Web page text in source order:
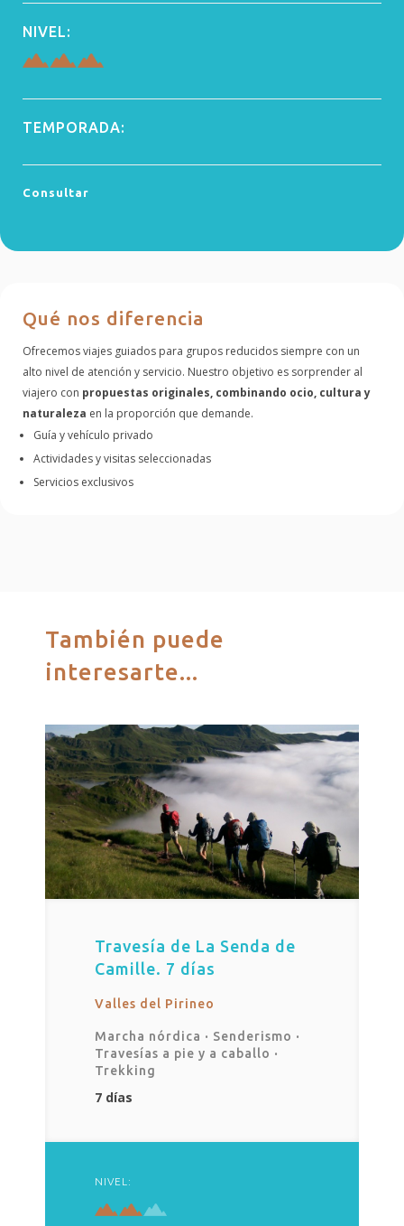
NIVEL:
TEMPORADA:
Consultar
Qué nos diferencia
Ofrecemos viajes guiados para grupos reducidos siempre con un
alto nivel de atención y servicio. Nuestro objetivo es sorprender al
viajero con propuestas originales, combinando ocio, cultura y
naturaleza en la proporción que demande.
Guía y vehículo privado
Actividades y visitas seleccionadas
Servicios exclusivos
También puede
interesarte...
Travesía de La Senda de
Camille. 7 días
Valles del Pirineo
Marcha nórdica · Senderismo ·
Travesías a pie y a caballo ·
Trekking
7 días
NIVEL: